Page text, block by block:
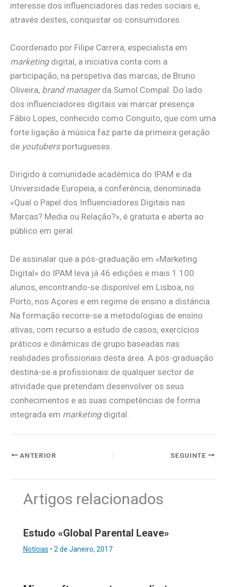
interesse dos influenciadores das redes sociais e,
através destes, conquistar os consumidores.
Coordenado por Filipe Carrera, especialista em
marketingdigital, a iniciativa conta com a
participação, na perspetiva das marcas, de Bruno
Oliveira, brand managerda Sumol Compal. Do lado
dos influenciadores digitais vai marcar presença
Fábio Lopes, conhecido como Conguito, que com uma
forte ligação à música faz parte da primeira geração
de youtubersportugueses.
Dirigido à comunidade académica do IPAM e da
Universidade Europeia, a conferência, denominada
«Qual o Papel dos Influenciadores Digitais nas
Marcas? Media ou Relação?», é gratuita e aberta ao
público em geral.
De assinalar que a pós-graduação em «Marketing
Digital» do IPAM leva já 46 edições e mais 1.100
alunos, encontrando-se disponível em Lisboa, no
Porto, nos Açores e em regime de ensino a distância.
Na formação recorre-se a metodologias de ensino
ativas, com recurso a estudo de casos, exercícios
práticos e dinâmicas de grupo baseadas nas
realidades profissionais desta área. A pós-graduação
destina-se a profissionais de qualquer sector de
atividade que pretendam desenvolver os seus
conhecimentos e as suas competências de forma
integrada em marketingdigital.
ANTERIOR SEGUINTE
Artigos relacionados
Estudo «Global Parental Leave»
Notícias • 2 de Janeiro, 2017